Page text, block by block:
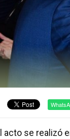
acto se realizó